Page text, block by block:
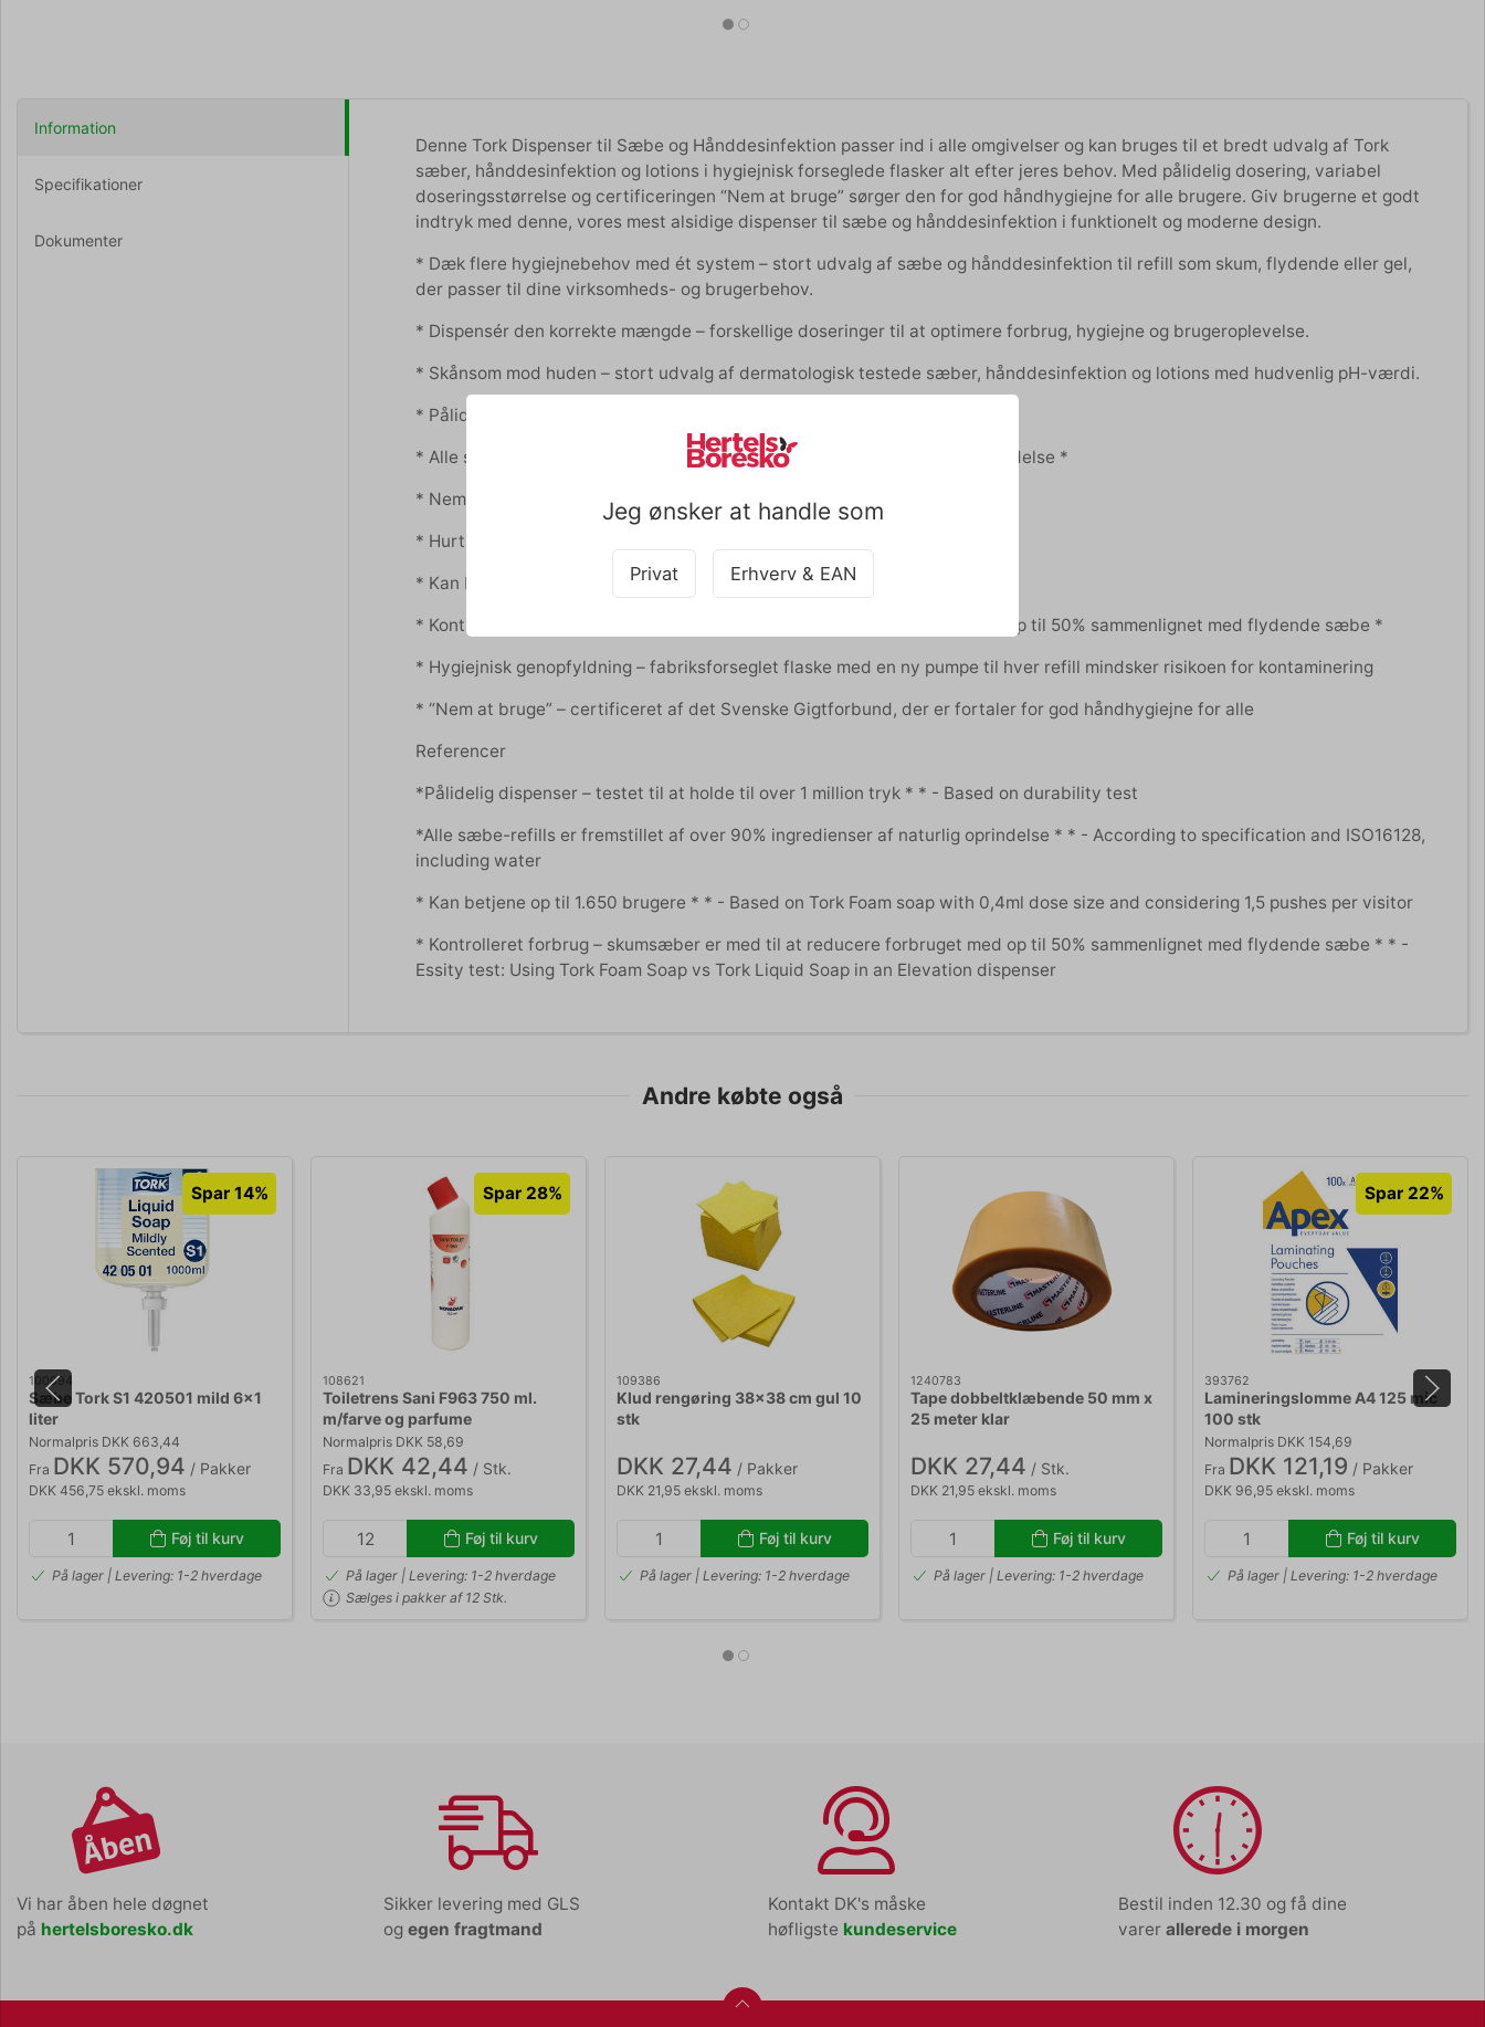
Jeg ønsker at handle som
Privat Erhverv & EAN
Information
Specifikationer
Dokumenter
Denne Tork Dispenser til Sæbe og Hånddesinfektion passer ind i alle omgivelser og kan bruges til et bredt udvalg af Tork
sæber, hånddesinfektion og lotions i hygiejnisk forseglede flasker alt efter jeres behov. Med pålidelig dosering, variabel
doseringsstørrelse og certificeringen “Nem at bruge” sørger den for god håndhygiejne for alle brugere. Giv brugerne et godt
indtryk med denne, vores mest alsidige dispenser til sæbe og hånddesinfektion i funktionelt og moderne design.
* Dæk flere hygiejnebehov med ét system – stort udvalg af sæbe og hånddesinfektion til refill som skum, flydende eller gel,
der passer til dine virksomheds- og brugerbehov.
* Dispensér den korrekte mængde – forskellige doseringer til at optimere forbrug, hygiejne og brugeroplevelse.
* Skånsom mod huden – stort udvalg af dermatologisk testede sæber, hånddesinfektion og lotions med hudvenlig pH-værdi.
* Pålidelig dispenser – testet til at holde til over 1 million tryk *
* Alle sæbe-refills er fremstillet af over 90% ingredienser af naturlig oprindelse *
* Nemt at aflæse – transparent vindue, så behovet for refill altid er synligt
* Hurtig genopfyldning på mindre end 10 sekunder
* Kan betjene op til 1.650 brugere *
* Kontrolleret forbrug – skumsæber er med til at reducere forbruget med op til 50% sammenlignet med flydende sæbe *
* Hygiejnisk genopfyldning – fabriksforseglet flaske med en ny pumpe til hver refill mindsker risikoen for kontaminering
* “Nem at bruge” – certificeret af det Svenske Gigtforbund, der er fortaler for god håndhygiejne for alle
Referencer
*Pålidelig dispenser – testet til at holde til over 1 million tryk * * - Based on durability test
*Alle sæbe-refills er fremstillet af over 90% ingredienser af naturlig oprindelse * * - According to specification and ISO16128,
including water
* Kan betjene op til 1.650 brugere * * - Based on Tork Foam soap with 0,4ml dose size and considering 1,5 pushes per visitor
* Kontrolleret forbrug – skumsæber er med til at reducere forbruget med op til 50% sammenlignet med flydende sæbe * * -
Essity test: Using Tork Foam Soap vs Tork Liquid Soap in an Elevation dispenser
Andre købte også
Spar 14%
100094
Sæbe Tork S1 420501 mild 6x1
liter
Normalpris DKK 663,44
Fra DKK 570,94 / Pakker
DKK 456,75 ekskl. moms
Føj til kurv
På lager | Levering: 1-2 hverdage
Spar 28%
108621
Toiletrens Sani F963 750 ml.
m/farve og parfume
Normalpris DKK 58,69
Fra DKK 42,44 / Stk.
DKK 33,95 ekskl. moms
Føj til kurv
På lager | Levering: 1-2 hverdage
Sælges i pakker af 12 Stk.
109386
Klud rengøring 38x38 cm gul 10
stk
DKK 27,44 / Pakker
DKK 21,95 ekskl. moms
Føj til kurv
På lager | Levering: 1-2 hverdage
1240783
Tape dobbeltklæbende 50 mm x
25 meter klar
DKK 27,44 / Stk.
DKK 21,95 ekskl. moms
Føj til kurv
På lager | Levering: 1-2 hverdage
Spar 22%
393762
Lamineringslomme A4 125 mic
100 stk
Normalpris DKK 154,69
Fra DKK 121,19 / Pakker
DKK 96,95 ekskl. moms
Føj til kurv
På lager | Levering: 1-2 hverdage
Vi har åben hele døgnet
på hertelsboresko.dk
Sikker levering med GLS
ogegen fragtmand
Kontakt DK's måske
høfligste kundeservice
Bestil inden 12.30 og få dine
varer allerede i morgen